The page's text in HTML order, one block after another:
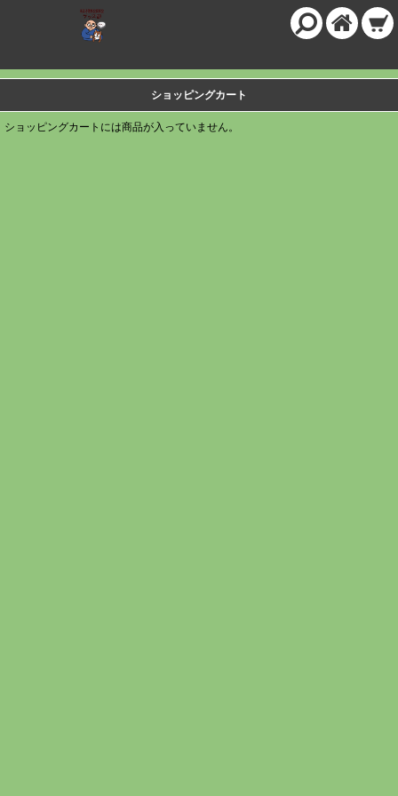
ショッピングカート
ショッピングカートには商品が入っていません。